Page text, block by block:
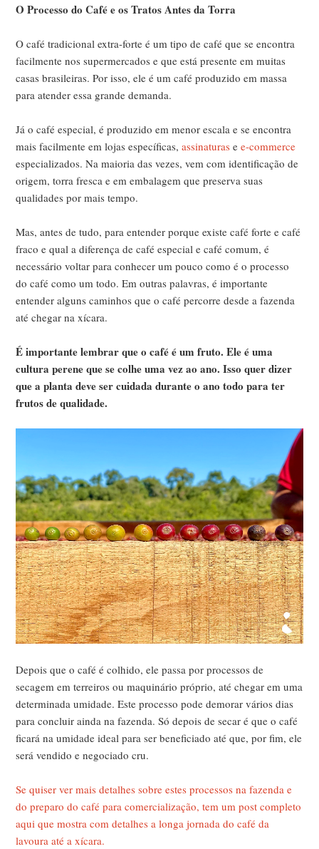
O Processo do Café e os Tratos Antes da Torra
O café tradicional extra-forte é um tipo de café que se encontra
facilmente nos supermercados e que está presente em muitas
casas brasileiras. Por isso, ele é um café produzido em massa
para atender essa grande demanda.
Já o café especial, é produzido em menor escala e se encontra
mais facilmente em lojas específicas,assinaturas ee-commerce
especializados. Na maioria das vezes, vem com identificação de
origem, torra fresca e em embalagem que preserva suas
qualidades por mais tempo.
Mas, antes de tudo, para entender porque existe café forte e café
fraco e qual a diferença de café especial e café comum, é
necessário voltar para conhecer um pouco como é o processo
do café como um todo. Em outras palavras, é importante
entender alguns caminhos que o café percorre desde a fazenda
até chegar na xícara.
É importante lembrar que o café é um fruto. Ele é uma
cultura perene que se colhe uma vez ao ano. Isso quer dizer
que a planta deve ser cuidada durante o ano todo para ter
frutos de qualidade.
Depois que o café é colhido, ele passa por processos de
secagem em terreiros ou maquinário próprio, até chegar em uma
determinada umidade. Este processo pode demorar vários dias
para concluir ainda na fazenda. Só depois de secar é que o café
ficará na umidade ideal para ser beneficiado até que, por fim, ele
será vendido e negociado cru.
Se quiser ver mais detalhes sobre estes processos na fazenda e
do preparo do café para comercialização, tem um post completo
aqui que mostra com detalhes a longa jornada do café da
lavoura até a xícara.